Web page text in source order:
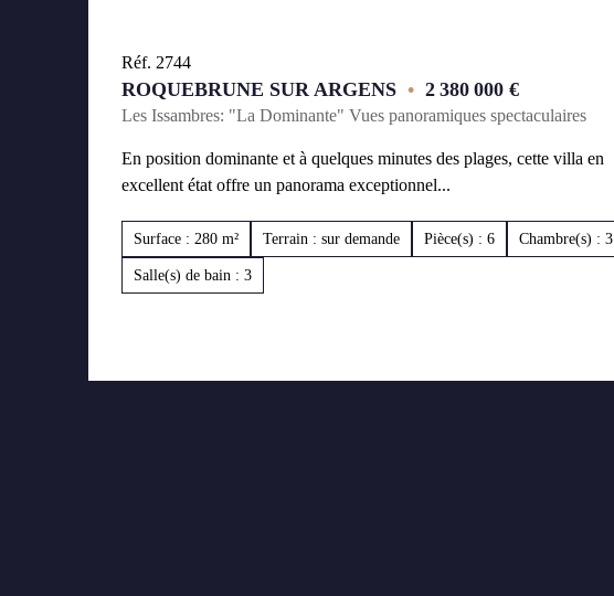
Réf. 2744
ROQUEBRUNE SUR ARGENS • 2 380 000 €
Les Issambres: "La Dominante" Vues panoramiques spectaculaires
En position dominante et à quelques minutes des plages, cette villa en
excellent état offre un panorama exceptionnel...
Surface : 280 m² Terrain : sur demande Pièce(s) : 6 Chambre(s) : 3
Salle(s) de bain : 3